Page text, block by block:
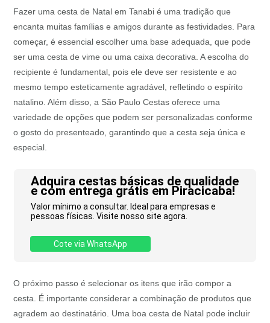
Fazer uma cesta de Natal em Tanabi é uma tradição que
encanta muitas famílias e amigos durante as festividades. Para
começar, é essencial escolher uma base adequada, que pode
ser uma cesta de vime ou uma caixa decorativa. A escolha do
recipiente é fundamental, pois ele deve ser resistente e ao
mesmo tempo esteticamente agradável, refletindo o espírito
natalino. Além disso, a São Paulo Cestas oferece uma
variedade de opções que podem ser personalizadas conforme
o gosto do presenteado, garantindo que a cesta seja única e
especial.
Adquira cestas básicas de qualidade
e com entrega grátis em Piracicaba!
Valor mínimo a consultar. Ideal para empresas e
pessoas físicas. Visite nosso site agora.
Cote via WhatsApp
O próximo passo é selecionar os itens que irão compor a
cesta. É importante considerar a combinação de produtos que
agradem ao destinatário. Uma boa cesta de Natal pode incluir